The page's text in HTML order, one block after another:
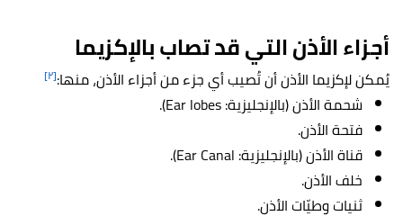
أجزاء الأذن التي قد تصاب بالإكزيما
يُمكن لإكزيما الأذن أن تُصيب أي جزء من أجزاء الأذن، منها:[٢]
شحمة الأذن (بالإنجليزية: Ear lobes).
فتحة الأذن.
قناة الأذن (بالإنجليزية: Ear Canal).
خلف الأذن.
ثنيات وطيّات الأذن.